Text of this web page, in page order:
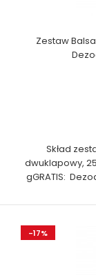
Zestaw
Skład
dwuklapowy,
gGRATIS:
-17%